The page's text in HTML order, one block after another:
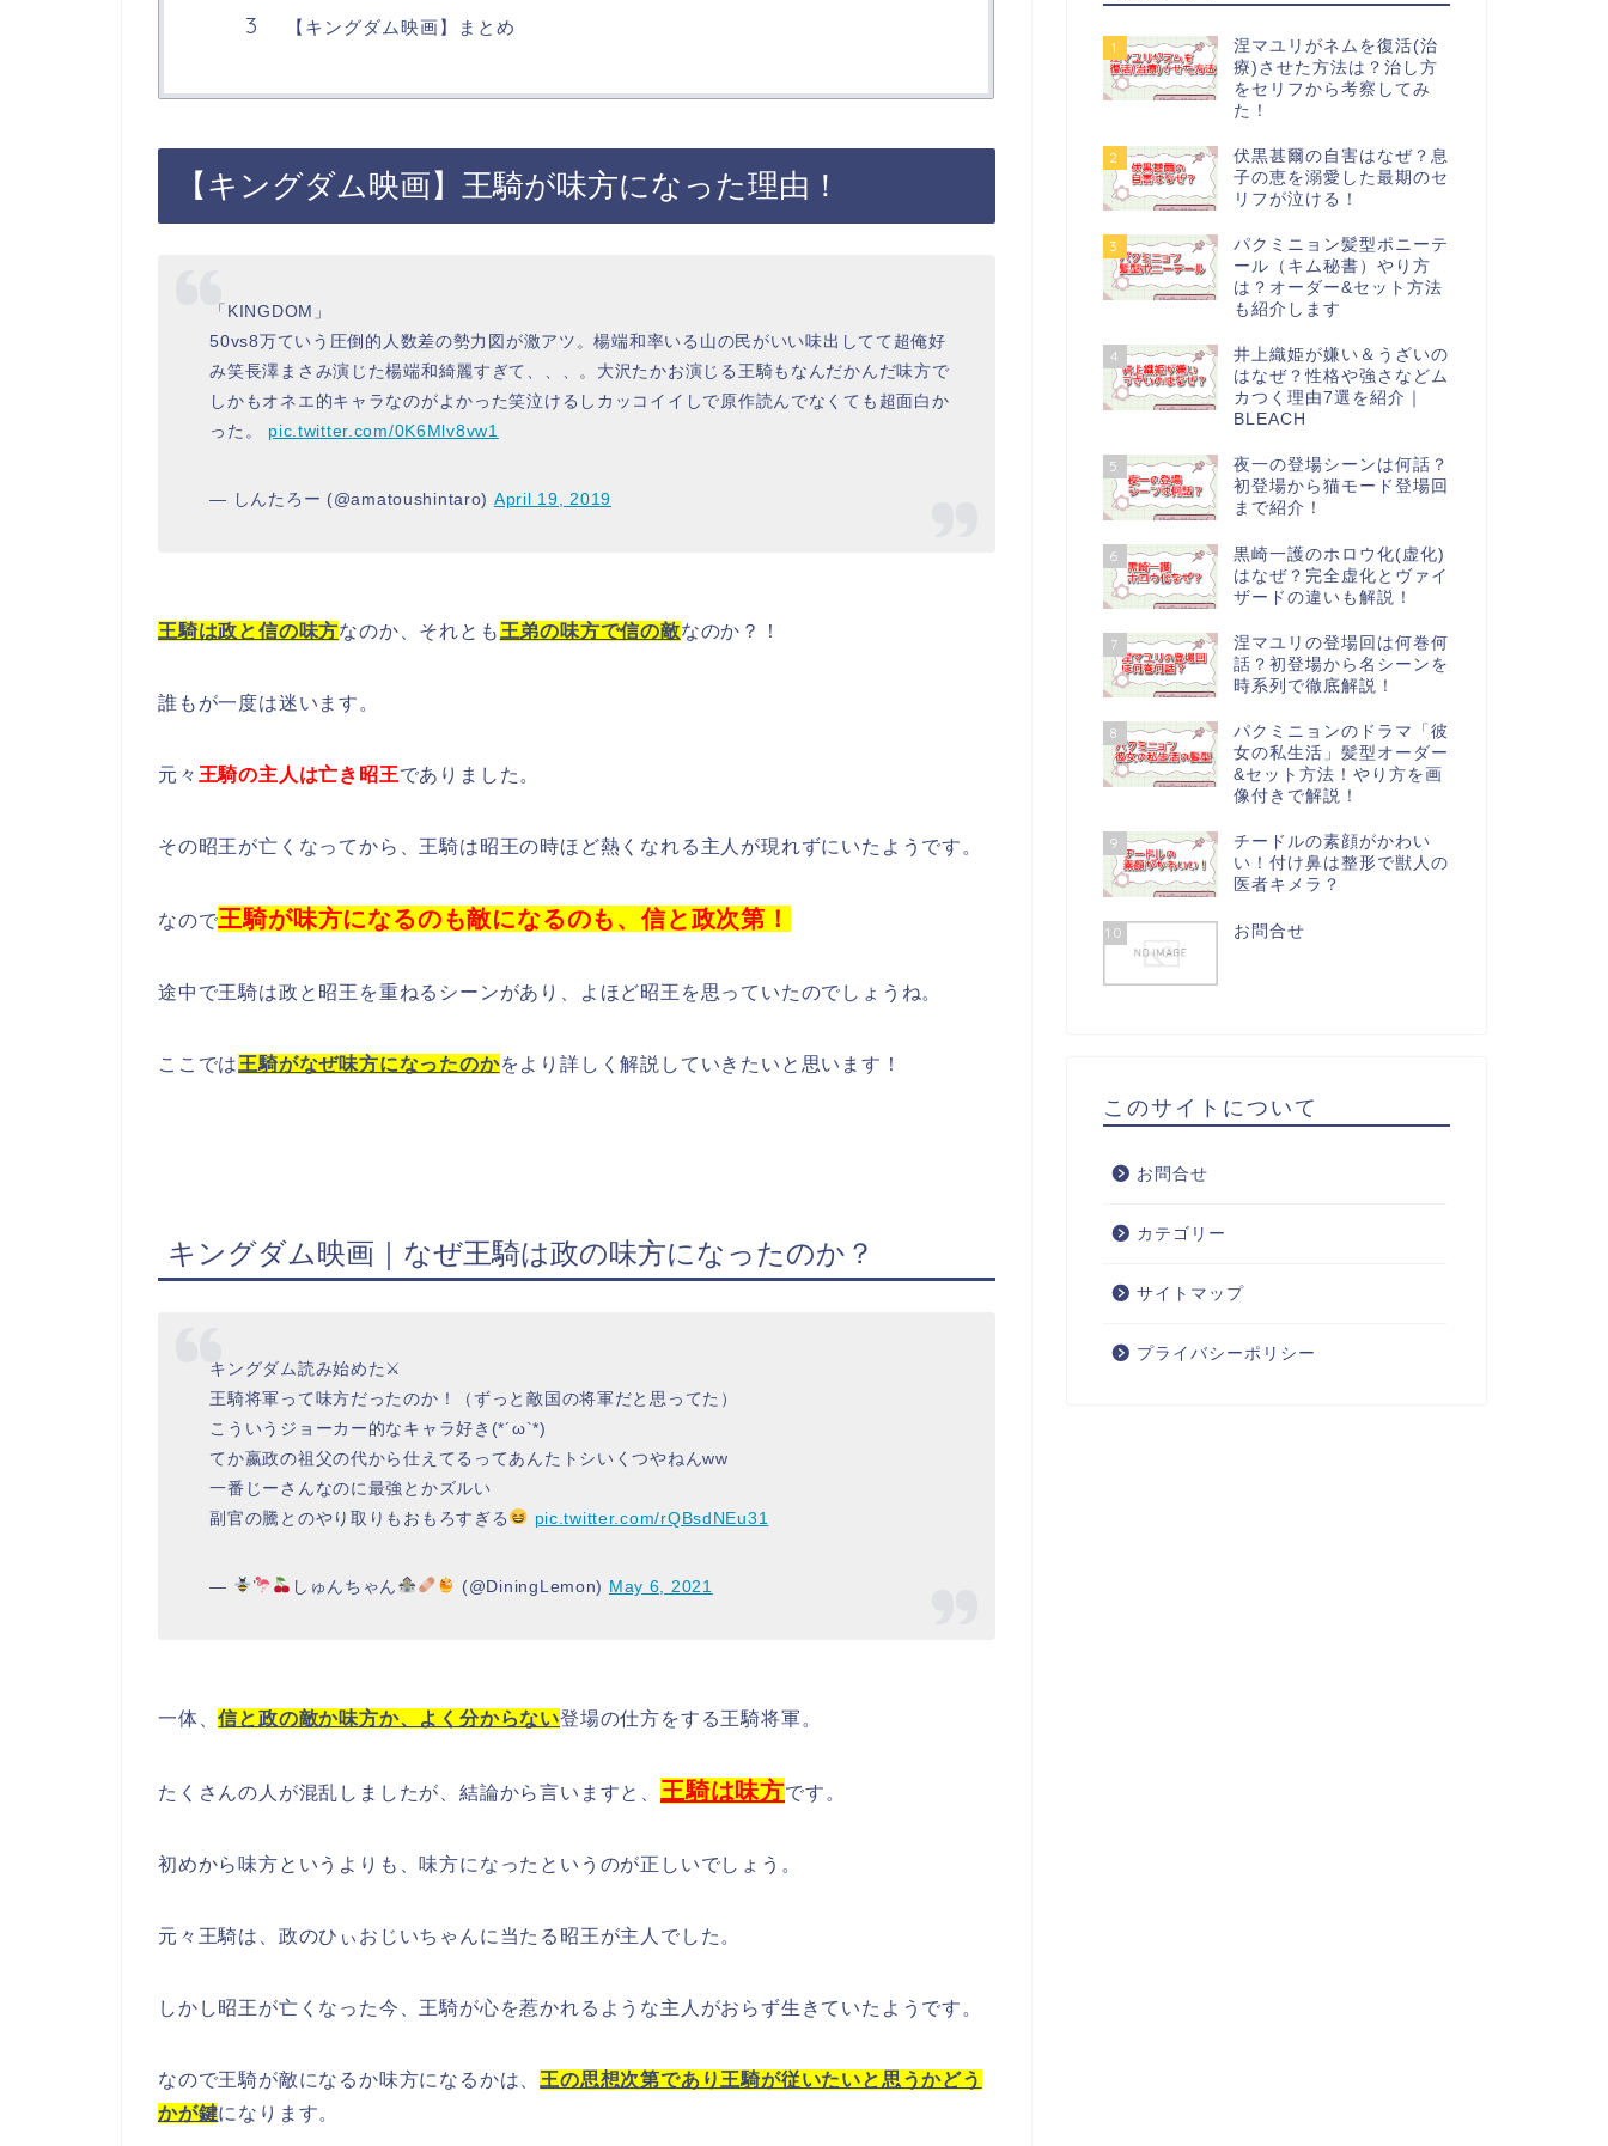
【キングダム映画】まとめ
【キングダム映画】王騎が味方になった理由！
「KINGDOM」
50vs8万ていう圧倒的人数差の勢力図が激アツ。楊端和率いる山の民がいい味出してて超俺好
み笑長澤まさみ演じた楊端和綺麗すぎて、、、。大沢たかお演じる王騎もなんだかんだ味方で
しかもオネエ的キャラなのがよかった笑泣けるしカッコイイしで原作読んでなくても超面白か
った。 pic.twitter.com/0K6Mlv8vw1
— しんたろー (@amatoushintaro) April 19, 2019
王騎は政と信の味方なのか、それとも 王弟の味方で信の敵なのか？！
誰もが一度は迷います。
元々 王騎の主人は亡き昭王でありました。
その昭王が亡くなってから、王騎は昭王の時ほど熱くなれる主人が現れずにいたようです。
なので王騎が味方になるのも敵になるのも、信と政次第！
途中で王騎は政と昭王を重ねるシーンがあり、よほど昭王を思っていたのでしょうね。
ここでは王騎がなぜ味方になったのかをより詳しく解説していきたいと思います！
キングダム映画｜なぜ王騎は政の味方になったのか？
キングダム読み始めた⚔
王騎将軍って味方だったのか！（ずっと敵国の将軍だと思ってた）
こういうジョーカー的なキャラ好き(*´ω`*)
てか嬴政の祖父の代から仕えてるってあんたトシいくつやねんww
一番じーさんなのに最強とかズルい
副官の騰とのやり取りもおもろすぎる
pic.twitter.com/rQBsdNEu31
— しゅんちゃん (@DiningLemon) May 6, 2021
一体、信と政の敵か味方か、よく分からない登場の仕方をする王騎将軍。
たくさんの人が混乱しましたが、結論から言いますと、 王騎は味方です。
初めから味方というよりも、味方になったというのが正しいでしょう。
元々王騎は 、政のひぃおじいちゃんに当たる昭王が主人でした。
しかし昭王が亡くなった今、王騎が心を惹かれるような主人がおらず生きていたようです。
なので王騎が敵になるか味方になるかは、 王の思想次第であり王騎が従いたいと思うかどう
かが鍵になります。
1
涅マユリがネムを復活(治
療)させた方法は？治し方
をセリフから考察してみ
た！
2
伏黒甚爾の自害はなぜ？息
子の恵を溺愛した最期のセ
リフが泣ける！
3
パクミニョン髪型ポニーテ
ール（キム秘書）やり方
は？オーダー&セット方法
も紹介します
4
井上織姫が嫌い＆うざいの
はなぜ？性格や強さなどム
カつく理由7選を紹介｜
BLEACH
5
夜一の登場シーンは何話？
初登場から猫モード登場回
まで紹介！
6
黒崎一護のホロウ化(虚化)
はなぜ？完全虚化とヴァイ
ザードの違いも解説！
7
涅マユリの登場回は何巻何
話？初登場から名シーンを
時系列で徹底解説！
8
パクミニョンのドラマ「彼
女の私生活」髪型オーダー
&セット方法！やり方を画
像付きで解説！
9
チードルの素顔がかわい
い！付け鼻は整形で獣人の
医者キメラ？
10 お問合せ
このサイトについて
お問合せ
カテゴリー
サイトマップ
プライバシーポリシー